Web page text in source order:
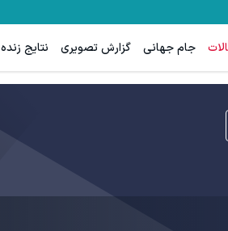
جام جهانی گزارش تصویری نتایج زنده